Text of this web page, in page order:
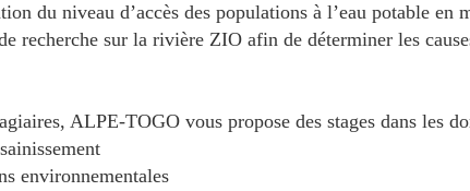
du niveau d’accès des populations à l’eau potable
recherche sur la rivière ZIO afin de déterminer les
ALPE-TOGO vous propose des stages dans les
environnementales